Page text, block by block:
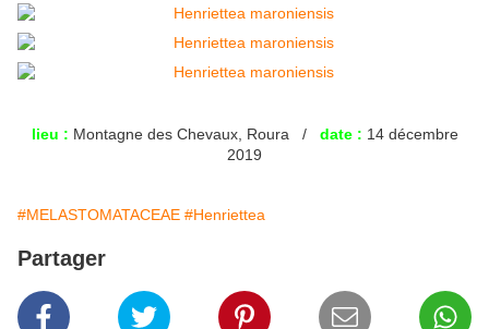
lieu : Montagne des Chevaux, Roura / date : 14 décembre
2019
#MELASTOMATACEAE #Henriettea
Partager